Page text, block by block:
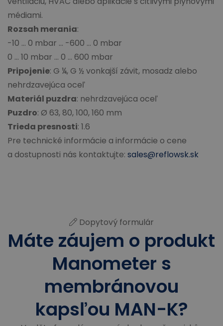
médiami.
Rozsah merania:
-10 ... 0 mbar ... -600 ... 0 mbar
0 ... 10 mbar ... 0 ... 600 mbar
Pripojenie: G ¼, G ½ vonkajší závit, mosadz alebo
nehrdzavejúca oceľ
Materiál puzdra: nehrdzavejúca oceľ
Puzdro: Ø 63, 80, 100, 160 mm
Trieda presnosti: 1.6
Pre technické informácie a informácie o cene
a dostupnosti nás kontaktujte: sales@reflowsk.sk
Dopytový formulár
Máte záujem o produkt
Manometer s
membránovou
kapsľou MAN-K?